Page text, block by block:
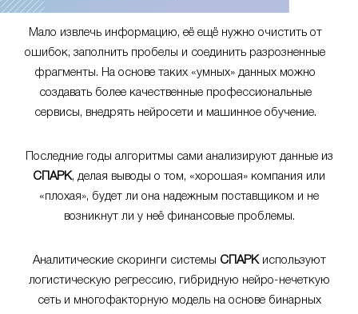
Мало извлечь информацию, её ещё нужно очистить от
ошибок, заполнить пробелы и соединить разрозненные
фрагменты. На основе таких «умных» данных можно
создавать более качественные профессиональные
сервисы, внедрять нейросети и машинное обучение.
Последние годы алгоритмы сами анализируют данные из
СПАРК, делая выводы о том, «хорошая» компания или
«плохая», будет ли она надежным поставщиком и не
возникнут ли у неё финансовые проблемы.
Аналитические скоринги системы СПАРКиспользуют
логистическую регрессию, гибридную нейро-нечеткую
сеть и многофакторную модель на основе бинарных